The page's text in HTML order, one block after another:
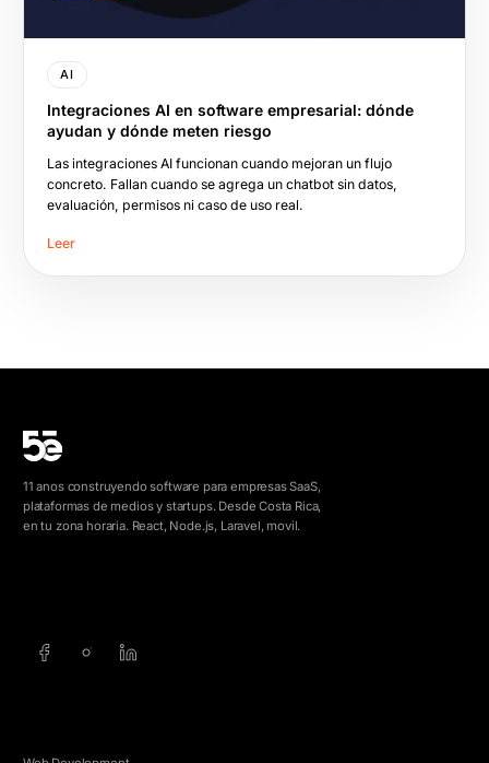
AI
Integraciones AI en software empresarial: dónde
ayudan y dónde meten riesgo
Las integraciones AI funcionan cuando mejoran un flujo
concreto. Fallan cuando se agrega un chatbot sin datos,
evaluación, permisos ni caso de uso real.
Leer
11 anos construyendo software para empresas SaaS,
plataformas de medios y startups. Desde Costa Rica,
en tu zona horaria. React, Node.js, Laravel, movil.